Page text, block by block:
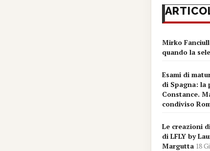
Mirko
quando la
Esami di
di Spagna: la
Constance.
condiviso
Le creazioni
di LFLY by
Margutta 18